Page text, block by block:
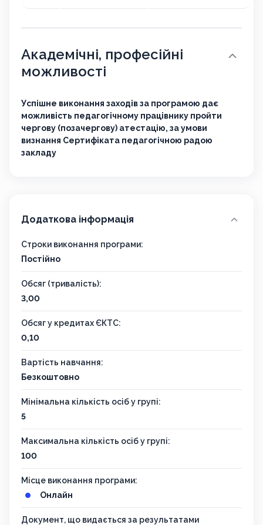
Академічні, професійні
можливості
Успішне виконання заходів за програмою дає
можливість педагогічному працівнику пройти
чергову (позачергову) атестацію, за умови
визнання Сертифіката педагогічною радою
закладу
Додаткова інформація
Строки виконання програми:
Постійно
Обсяг (тривалість):
3,00
Обсяг у кредитах ЄКТС:
0,10
Вартість навчання:
Безкоштовно
Мінімальна кількість осіб у групі:
5
Максимальна кількість осіб у групі:
100
Місце виконання програми:
Онлайн
Документ, що видається за результатами